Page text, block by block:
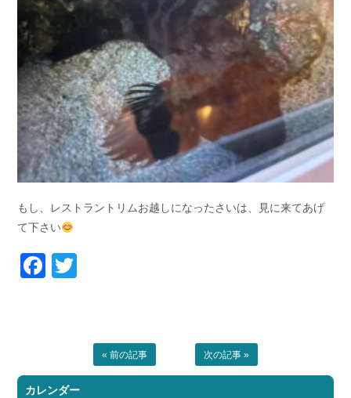
もし、レストラントリムお越しになったさいは、見に来てあげ
て下さい
Facebook
« 前の記事 次の記事 »
カレンダー